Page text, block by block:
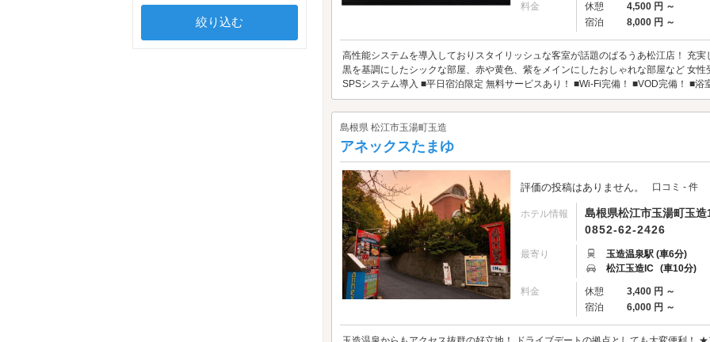
料金 休憩
4,500 円 ～
宿泊
8,000 円 ～
高性能システムを導入しておりスタイリッシュな客室が話題のぱるうあ松江店！ 充
黒を基調にしたシックな部屋、赤や黄色、紫をメインにしたおしゃれな部屋など 女
SPSシステム導入 ■平日宿泊限定 無料サービスあり！ ■Wi-Fi完備！ ■VOD完備！ ■浴
島根県 松江市玉湯町玉造
アネックスたまゆ
評価の投稿はありません。 口コミ - 件
ホテル情報
島根県松江市玉湯町玉造
0852-62-2426
最寄り
玉造温泉駅 (車6分)
松江玉造IC (車10分)
料金 休憩
3,400 円 ～
宿泊
6,000 円 ～